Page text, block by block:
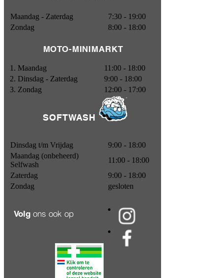
Nieuw
In winkelwagen
Maandag - Zaterdag
7:30 - 19:00
Zondag
8:00 - 18:00
MOTO-MINIMARKT
1. Maandag
11:00 - 18:00
2. Dinsdag - Zaterdag
9:00 - 18:00
3. Zondag
12:00 - 17:00
SOFTWASH
Dinsdag t/m Vrijdag
9:00 - 18:00
Maandag (onbeheerd)
Selfwash
11:00 - 18:00
Zaterdag
9:00 - 18:00
Zondag
gesloten
Volg ons ook op